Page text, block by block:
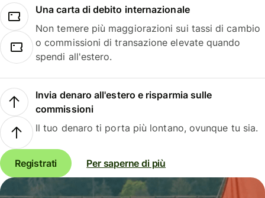
Una carta di debito internazionale
Non temere più maggiorazioni sui tassi di cambio
o commissioni di transazione elevate quando
spendi all'estero.
Invia denaro all'estero e risparmia sulle
commissioni
Il tuo denaro ti porta più lontano, ovunque tu sia.
Registrati Per saperne di più